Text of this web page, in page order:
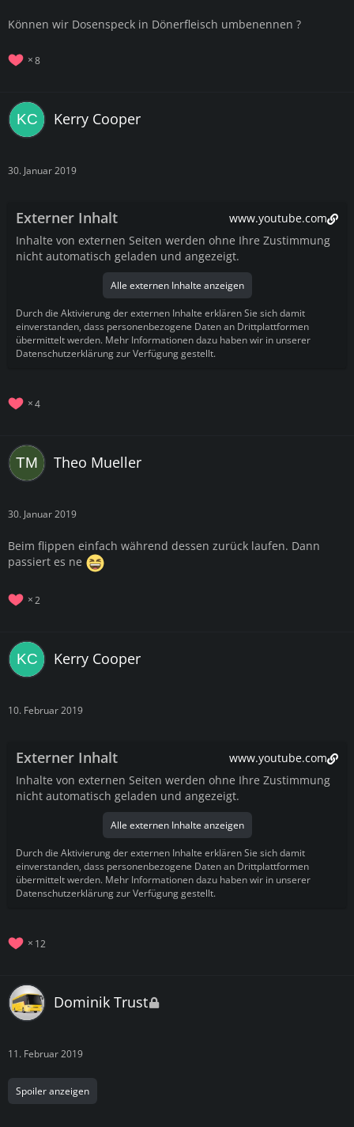
Können wir Dosenspeck in Dönerfleisch umbenennen ?
8
Kerry Cooper
30. Januar 2019
Externer Inhalt
www.youtube.com
Inhalte von externen Seiten werden ohne Ihre Zustimmung
nicht automatisch geladen und angezeigt.
Alle externen Inhalte anzeigen
Durch die Aktivierung der externen Inhalte erklären Sie sich damit
einverstanden, dass personenbezogene Daten an Drittplattformen
übermittelt werden. Mehr Informationen dazu haben wir in unserer
Datenschutzerklärung zur Verfügung gestellt.
4
Theo Mueller
30. Januar 2019
Beim flippen einfach während dessen zurück laufen. Dann
passiert es ne
2
Kerry Cooper
10. Februar 2019
Externer Inhalt
www.youtube.com
Inhalte von externen Seiten werden ohne Ihre Zustimmung
nicht automatisch geladen und angezeigt.
Alle externen Inhalte anzeigen
Durch die Aktivierung der externen Inhalte erklären Sie sich damit
einverstanden, dass personenbezogene Daten an Drittplattformen
übermittelt werden. Mehr Informationen dazu haben wir in unserer
Datenschutzerklärung zur Verfügung gestellt.
12
Dominik Trust
11. Februar 2019
Spoiler anzeigen